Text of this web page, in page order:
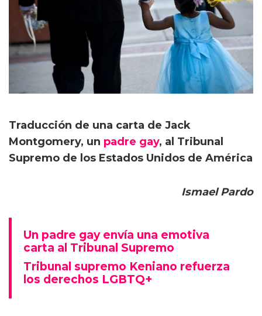
Traducción de una carta de Jack
Montgomery, un padre gay, al Tribunal
Supremo de los Estados Unidos de América
Ismael Pardo
Un padre gay envía una emotiva
carta al Tribunal Supremo
Tribunal supremo Keniano refuerza
los derechos LGBTQ+